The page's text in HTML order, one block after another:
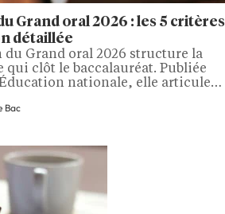
Grand oral 2026 : les 5 critères
détaillée
Grand oral 2026 structure la
qui clôt le baccalauréat. Publiée
nationale, elle articule
Connaître précisément
Bac